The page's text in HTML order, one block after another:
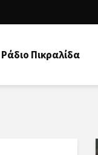
Ράδιo Πικραλίδα